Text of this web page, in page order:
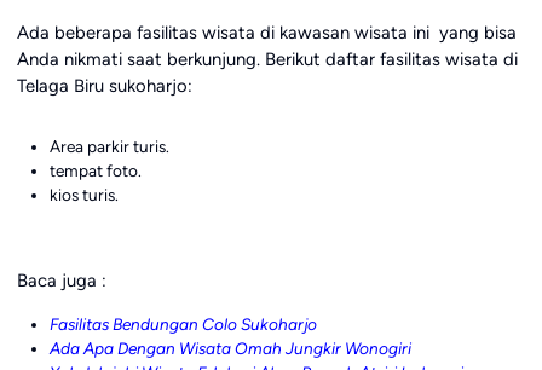
Ada beberapa fasilitas wisata di kawasan wisata ini yang bisa
Anda nikmati saat berkunjung. Berikut daftar fasilitas wisata di
Telaga Biru sukoharjo:
Area parkir turis.
tempat foto.
kios turis.
Baca juga :
Fasilitas Bendungan Colo Sukoharjo
Ada Apa Dengan Wisata Omah Jungkir Wonogiri